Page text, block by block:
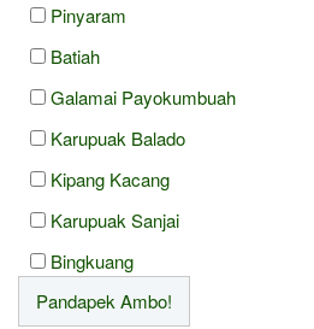
Pinyaram
Batiah
Galamai Payokumbuah
Karupuak Balado
Kipang Kacang
Karupuak Sanjai
Bingkuang